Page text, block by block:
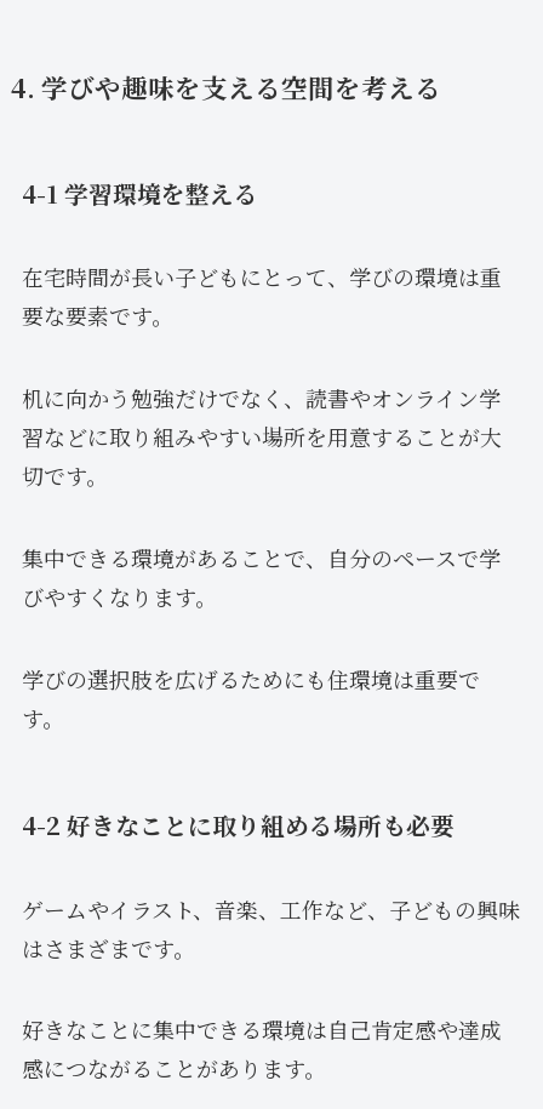
4. 学びや趣味を支える空間を考える
4-1 学習環境を整える
在宅時間が長い子どもにとって、学びの環境は重
要な要素です。
机に向かう勉強だけでなく、読書やオンライン学
習などに取り組みやすい場所を用意することが大
切です。
集中できる環境があることで、自分のペースで学
びやすくなります。
学びの選択肢を広げるためにも住環境は重要で
す。
4-2 好きなことに取り組める場所も必要
ゲームやイラスト、音楽、工作など、子どもの興味
はさまざまです。
好きなことに集中できる環境は自己肯定感や達成
感につながることがあります。